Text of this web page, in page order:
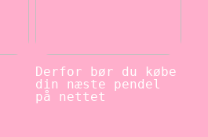
Derfor bør du købe
din næste pendel
på nettet